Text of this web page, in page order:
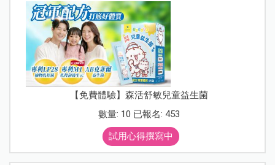
【免費體驗】森活舒敏兒童益生菌
數量: 10 已報名: 453
試用心得撰寫中